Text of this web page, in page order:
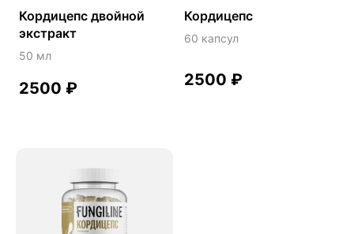
Кордицепс двойной
экстракт
50 мл
2500 ₽
Кордицепс
60 капсул
2500 ₽